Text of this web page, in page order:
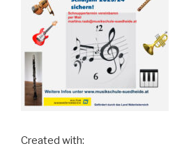
Created with: